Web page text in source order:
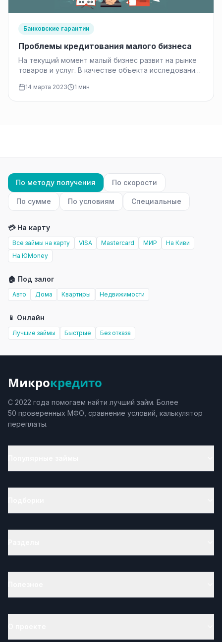
Банковские гарантии
Проблемы кредитования малого бизнеса
На текущий момент малый бизнес развит на рынке
товаров и услуг. В качестве объекта исследования
14 марта 2023 1 мин
По методу получения По скорости
По сумме По условиям Специальные
💳 На карту
Все займы на карту VISA Mastercard МИР
На Киви
На ЮMoney
🏠 Под залог
Авто Дома Квартиры Недвижимости
📱 Онлайн
Лучшие займы Быстрые Без отказа
Микрокредито
С 2022 года помогаем найти лучший займ. Более
50 проверенных МФО, сравнение условий, калькулятор
переплаты.